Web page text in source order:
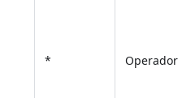
* Operador